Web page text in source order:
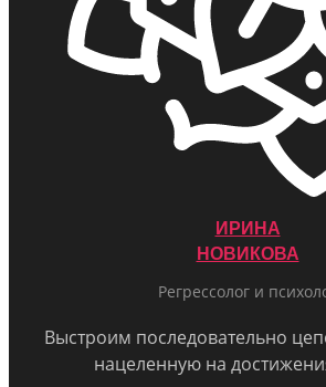
ИРИНА
НОВИКОВА
Регрессолог и
Выстроим последовательно
нацеленную на